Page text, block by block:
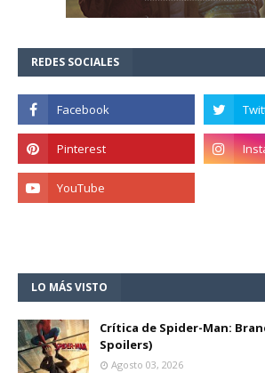
REDES SOCIALES
LO MÁS VISTO
Crítica de Spider-Man:
Spoilers)
Agosto 03, 2026